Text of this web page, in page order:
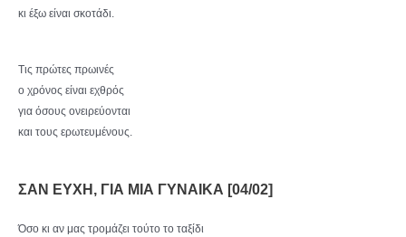
κι έξω είναι σκοτάδι.
Τις πρώτες πρωινές
ο χρόνος είναι εχθρός
για όσους ονειρεύονται
και τους ερωτευμένους.
ΣΑΝ ΕΥΧΗ, ΓΙΑ ΜΙΑ ΓΥΝΑΙΚΑ [04/02]
Όσο κι αν μας τρομάζει τούτο το ταξίδι